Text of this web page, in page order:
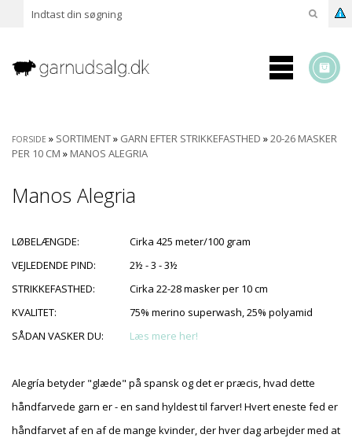
FORSIDE » SORTIMENT» GARN EFTER STRIKKEFASTHED »20-26 MASKER
PER 10 CM » MANOS ALEGRIA
Manos Alegria
LØBELÆNGDE:
VEJLEDENDE PIND:
STRIKKEFASTHED:
KVALITET:
SÅDAN VASKER DU:
Cirka 425 meter/100 gram
2½ - 3 - 3½
Cirka 22-28 masker per 10 cm
75% merino superwash, 25% polyamid
Læs mere her!
Alegría betyder "glæde" på spansk og det er præcis, hvad dette
håndfarvede garn er - en sand hyldest til farver! Hvert eneste fed er
håndfarvet af en af de mange kvinder, der hver dag arbejder med at